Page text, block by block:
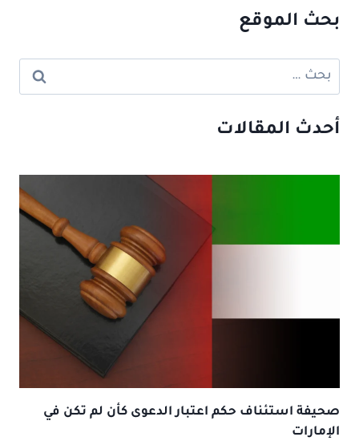
بحث الموقع
البحث
عن:
أحدث المقالات
صحيفة استئناف حكم اعتبار الدعوى كأن لم تكن في
الإمارات